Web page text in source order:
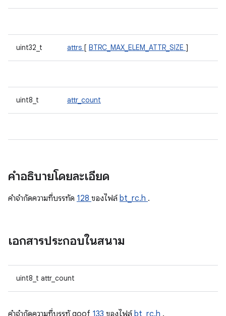
uint32_t attrs [ BTRC_MAX_ELEM_ATTR_SIZE ]
uint8_t attr_count
คำอธิบายโดยละเอียด
คําจํากัดความที่บรรทัด 128 ของไฟล์bt_rc.h .
เอกสารประกอบในสนาม
uint8_t attr_count
คําจํากัดความที่บรรทั goof 133 ของไฟล์bt_rc.h .